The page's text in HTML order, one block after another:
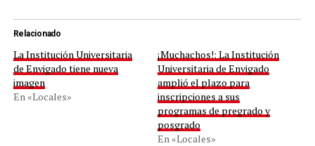
Relacionado
La Institución Universitaria
de Envigado tiene nueva
imagen
En «Locales»
¡Muchachos!: La Institución
Universitaria de Envigado
amplió el plazo para
inscripciones a sus
programas de pregrado y
posgrado
En «Locales»